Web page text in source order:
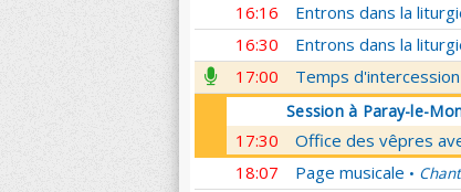
16:16 Entrons dans la
16:30 Entrons dans la
17:00 Temps
Session à Paray-le-
17:30
Office des vêpres
18:07
Page musicale •